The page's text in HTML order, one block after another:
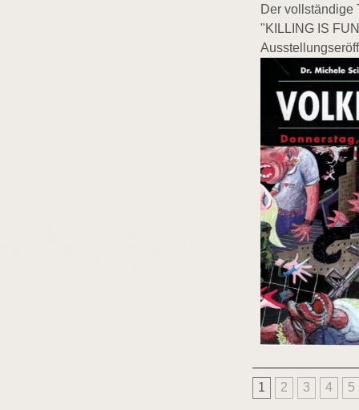
Der vollständige
"KILLING IS
1 2 3 4 5